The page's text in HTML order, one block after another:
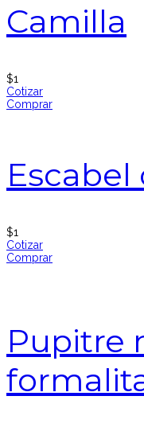
Camilla
$1
Cotizar
Comprar
Escabel
$1
Cotizar
Comprar
Pupitre